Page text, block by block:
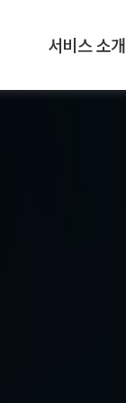
서비스 소개